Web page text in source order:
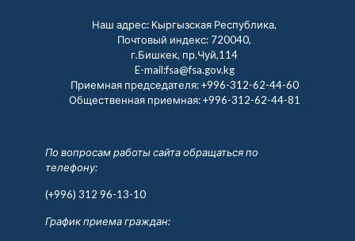
Наш адрес: Кыргызская Республика,
Почтовый индекс: 720040,
г.Бишкек, пр.Чуй,114
E-mail:fsa@fsa.gov.kg
Приемная председателя:+996-312-62-44-60
Общественная приемная:+996-312-62-44-81
По вопросам работы сайта обращаться по
телефону:
(+996) 312 96-13-10
График приема граждан: